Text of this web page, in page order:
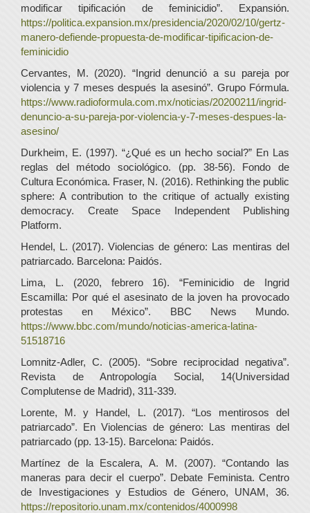
modificar tipificación de feminicidio”. Expansión.
https://politica.expansion.mx/presidencia/2020/02/10/gertz-
manero-defiende-propuesta-de-modificar-tipificacion-de-
feminicidio
Cervantes, M. (2020). “Ingrid denunció a su pareja por
violencia y 7 meses después la asesinó”. Grupo Fórmula.
https://www.radioformula.com.mx/noticias/20200211/ingrid-
denuncio-a-su-pareja-por-violencia-y-7-meses-despues-la-
asesino/
Durkheim, E. (1997). “¿Qué es un hecho social?” En Las
reglas del método sociológico. (pp. 38-56). Fondo de
Cultura Económica. Fraser, N. (2016). Rethinking the public
sphere: A contribution to the critique of actually existing
democracy. Create Space Independent Publishing
Platform.
Hendel, L. (2017). Violencias de género: Las mentiras del
patriarcado. Barcelona: Paidós.
Lima, L. (2020, febrero 16). “Feminicidio de Ingrid
Escamilla: Por qué el asesinato de la joven ha provocado
protestas en México”. BBC News Mundo.
https://www.bbc.com/mundo/noticias-america-latina-
51518716
Lomnitz-Adler, C. (2005). “Sobre reciprocidad negativa”.
Revista de Antropología Social, 14(Universidad
Complutense de Madrid), 311-339.
Lorente, M. y Handel, L. (2017). “Los mentirosos del
patriarcado”. En Violencias de género: Las mentiras del
patriarcado (pp. 13-15). Barcelona: Paidós.
Martínez de la Escalera, A. M. (2007). “Contando las
maneras para decir el cuerpo”. Debate Feminista. Centro
de Investigaciones y Estudios de Género, UNAM, 36.
https://repositorio.unam.mx/contenidos/4000998